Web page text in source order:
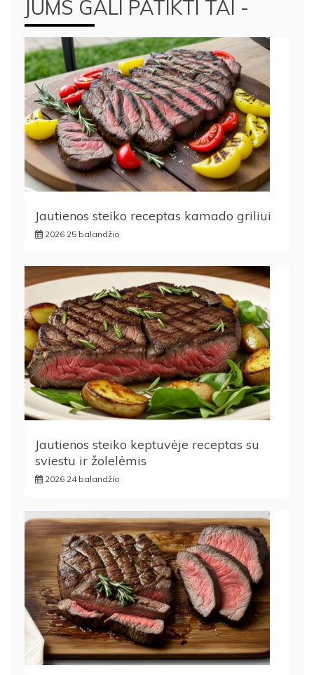
JUMS GALI PATIKTI TAI -
Jautienos steiko receptas kamado griliui
2026 25 balandžio
Jautienos steiko keptuvėje receptas su
sviestu ir žolelėmis
2026 24 balandžio